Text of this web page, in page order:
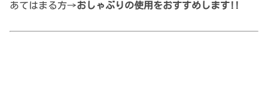
あてはまる方→おしゃぶりの使用をおすすめします!!